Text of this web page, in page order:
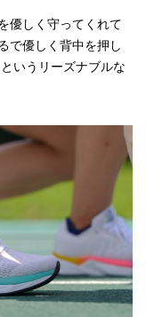
優しく守ってくれて
で優しく背中を押し
いうリーズナブルな